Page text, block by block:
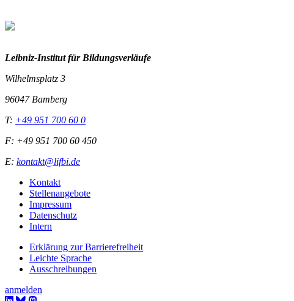
Leibniz-Institut für Bildungsverläufe
Wilhelmsplatz 3
96047 Bamberg
T: +49 951 700 60 0
F: +49 951 700 60 450
E: kontakt@lifbi.de
Kontakt
Stellenangebote
Impressum
Datenschutz
Intern
Erklärung zur Barrierefreiheit
Leichte Sprache
Ausschreibungen
anmelden